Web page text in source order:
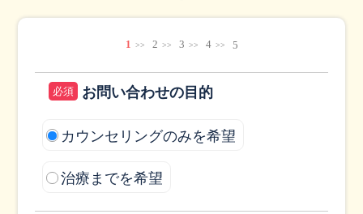
1 2 3 4 5
お問い合わせの目的
必須
カウンセリングのみを希望
治療までを希望